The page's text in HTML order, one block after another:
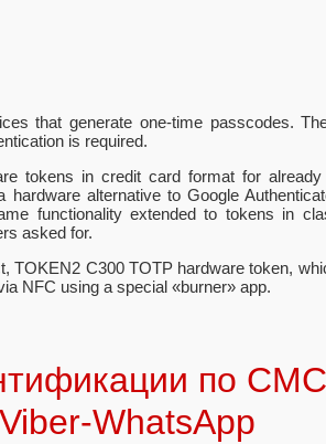
that generate one-time passcodes.
is required.
tokens in credit card format for
alternative to Google
functionality extended to tokens in
asked for.
TOKEN2 C300 TOTP hardware token,
NFC using a special «burner» app.
по
WhatsApp